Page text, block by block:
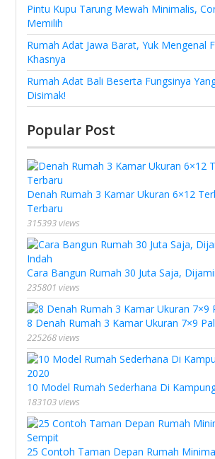
Pintu Kupu Tarung Mewah Minimalis,
Memilih
Rumah Adat Jawa Barat, Yuk Mengenal
Khasnya
Rumah Adat Bali Beserta Fungsinya
Disimak!
Popular Post
Denah Rumah 3 Kamar Ukuran 6×12
Terbaru
315393 views
Cara Bangun Rumah 30 Juta Saja,
235801 views
8 Denah Rumah 3 Kamar Ukuran 7×9
225268 views
10 Model Rumah Sederhana Di
183103 views
25 Contoh Taman Depan Rumah